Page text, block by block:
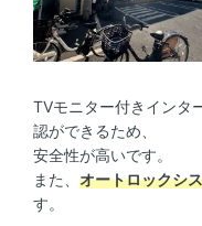
TVモニター付きインタ
認ができるため、
安全性が高いです。
また、 オートロックシ
す。